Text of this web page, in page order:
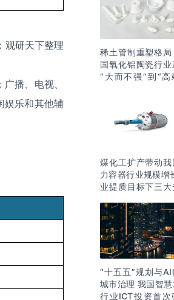
观研天下整理
播、电视、
娱乐和其他辅
稀土管制重塑格局
国氧化铝陶瓷行业
“大而不强”到“高
煤化工扩产带动我
力容器行业规模增
业提质目标下三大
“十五五”规划与AI
城市治理 我国智
行业ICT投资首次